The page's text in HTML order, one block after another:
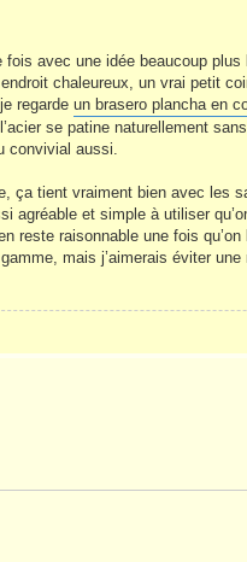
avec une idée beaucoup plus
chaleureux, un vrai petit
regarde un brasero plancha en
se patine naturellement
convivial aussi.
ça tient vraiment bien avec les
agréable et simple à utiliser
reste raisonnable une fois
mais j’aimerais éviter